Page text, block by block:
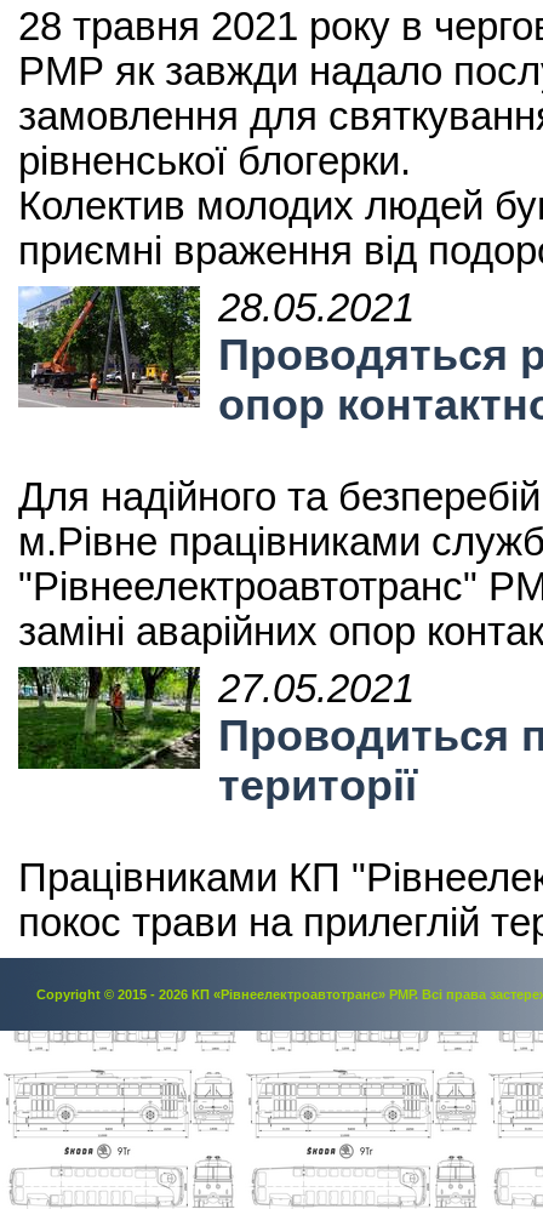
28 травня 2021 року в
РМР як завжди надало
замовлення для
рівненської блогерки.
Колектив молодих людей
приємні враження від
28.05.2021
Проводяться
опор
Для надійного та
м.Рівне працівниками
"Рівнеелектроавтотранс"
заміні аварійних опор
27.05.2021
Проводиться
території
Працівниками КП
покос трави на прилеглій
Copyright © 2015 - 2026 КП «Рівнеелектроавтотранс» РМР. Всi права